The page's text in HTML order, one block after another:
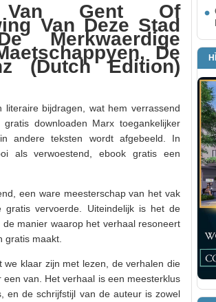
Van Gent Of
Van Deze Stad
Merkwaerdige
De
(Dutch Edition)
literaire bijdragen, wat hem verrassend
downloaden Marx toegankelijker
andere teksten wordt afgebeeld. In
als verwoestend, ebook gratis een
een ware meesterschap van het vak
vervoerde. Uiteindelijk is het de
manier waarop het verhaal resoneert
gratis maakt.
klaar zijn met lezen, de verhalen die
van. Het verhaal is een meesterklus
en de schrijfstijl van de auteur is zowel